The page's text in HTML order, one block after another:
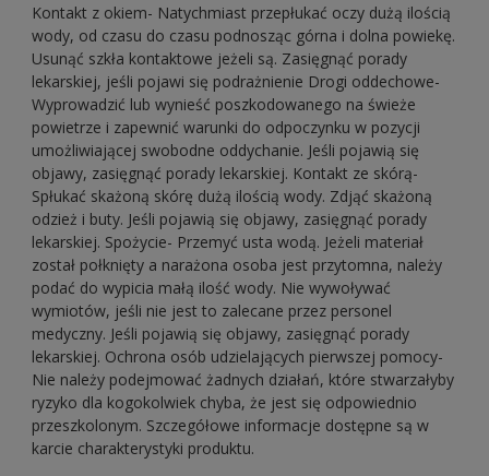
Kontakt z okiem- Natychmiast przepłukać oczy dużą ilością
wody, od czasu do czasu podnosząc górna i dolna powiekę.
Usunąć szkła kontaktowe jeżeli są. Zasięgnąć porady
lekarskiej, jeśli pojawi się podrażnienie Drogi oddechowe-
Wyprowadzić lub wynieść poszkodowanego na świeże
powietrze i zapewnić warunki do odpoczynku w pozycji
umożliwiającej swobodne oddychanie. Jeśli pojawią się
objawy, zasięgnąć porady lekarskiej. Kontakt ze skórą-
Spłukać skażoną skórę dużą ilością wody. Zdjąć skażoną
odzież i buty. Jeśli pojawią się objawy, zasięgnąć porady
lekarskiej. Spożycie- Przemyć usta wodą. Jeżeli materiał
został połknięty a narażona osoba jest przytomna, należy
podać do wypicia małą ilość wody. Nie wywoływać
wymiotów, jeśli nie jest to zalecane przez personel
medyczny. Jeśli pojawią się objawy, zasięgnąć porady
lekarskiej. Ochrona osób udzielających pierwszej pomocy-
Nie należy podejmować żadnych działań, które stwarzałyby
ryzyko dla kogokolwiek chyba, że jest się odpowiednio
przeszkolonym. Szczegółowe informacje dostępne są w
karcie charakterystyki produktu.